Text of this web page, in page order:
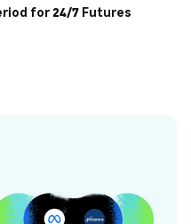
for 24/7 Futures